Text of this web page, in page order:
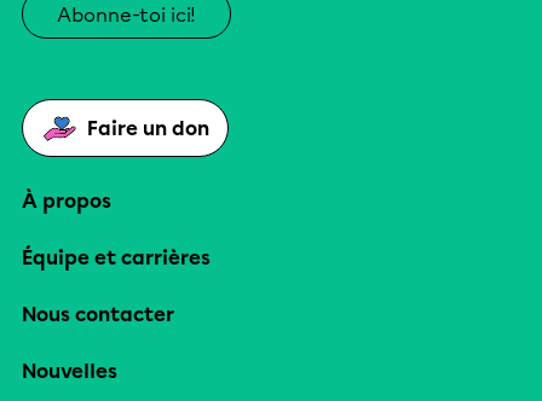
Abonne-toi ici!
Faire un don
À propos
Équipe et carrières
Nous contacter
Nouvelles